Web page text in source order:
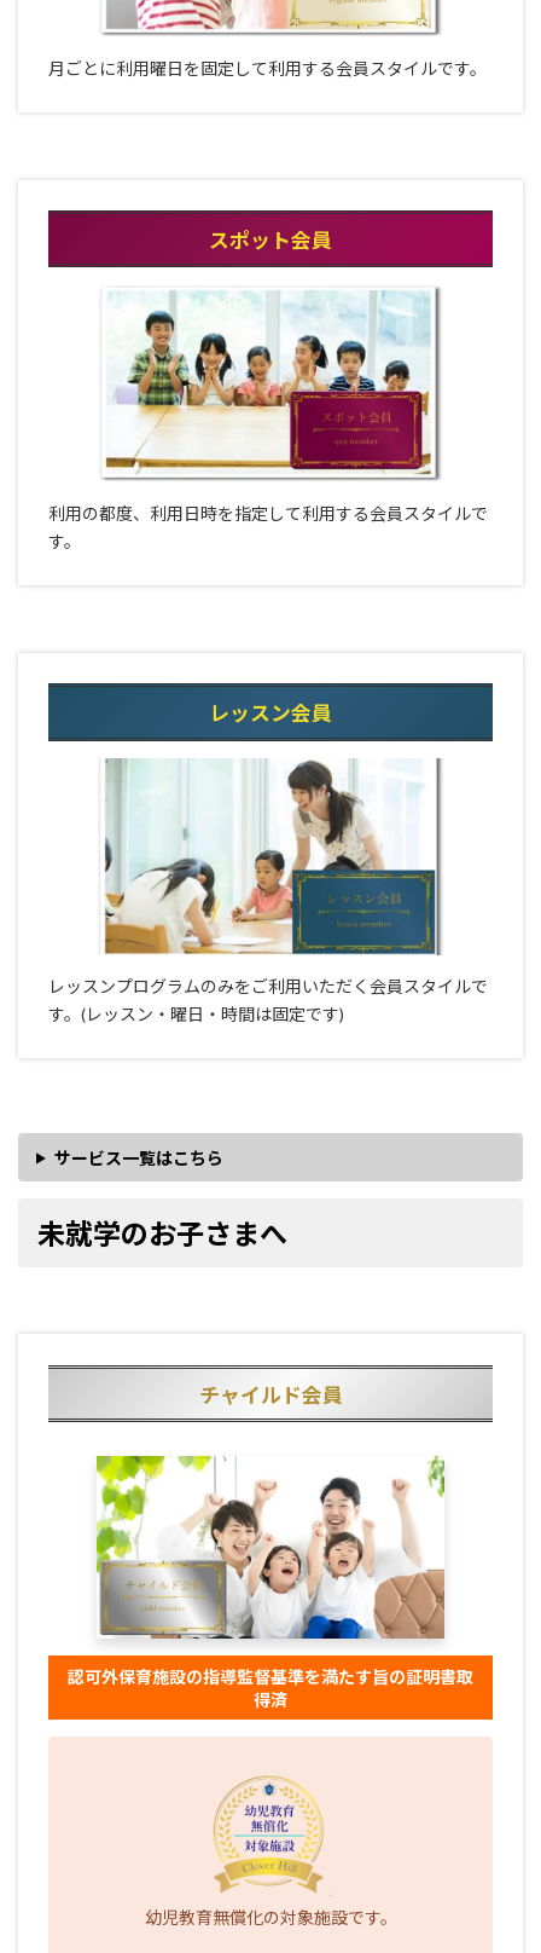
月ごとに利用曜日を固定して利用する会員スタイルです。
スポット会員
利用の都度、利用日時を指定して利用する会員スタイルで
す。
レッスン会員
レッスンプログラムのみをご利用いただく会員スタイルで
す。(レッスン・曜日・時間は固定です)
サービス一覧はこちら
未就学のお子さまへ
チャイルド会員
認可外保育施設の指導監督基準を満たす旨の証明書取
得済
幼児教育無償化の対象施設です。